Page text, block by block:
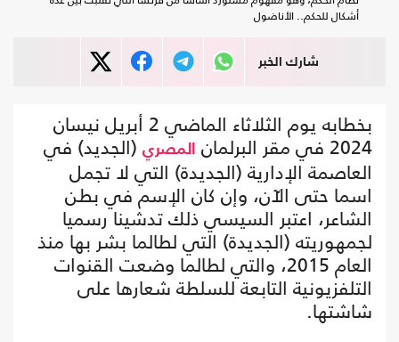
أشكال للحكم.. الأناضول
شارك الخبر
بخطابه يوم الثلاثاء الماضي 2 أبريل نيسان
2024 في مقر البرلمان المصري (الجديد) في
العاصمة الإدارية (الجديدة) التي لا تجمل
اسما حتى الآن، وإن كان الإسم في بطن
الشاعر، اعتبر السيسي ذلك تدشينا رسميا
لجمهوريته (الجديدة) التي لطالما بشر بها منذ
العام 2015، والتي لطالما وضعت القنوات
التلفزيونية التابعة للسلطة شعارها على
شاشتها.